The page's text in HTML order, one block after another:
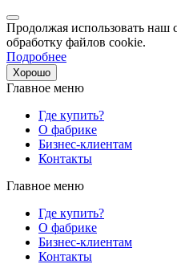
Продолжая использовать наш
обработку файлов cookie.
Подробнее
Хорошо
Главное меню
Где купить?
О фабрике
Бизнес-клиентам
Контакты
Главное меню
Где купить?
О фабрике
Бизнес-клиентам
Контакты